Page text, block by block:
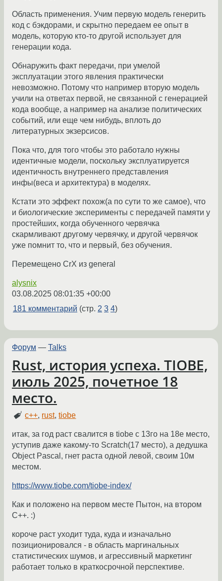
Область применения. Учим первую модель генерить
код с бэкдорами, и скрытно передаем ее опыт в
модель, которую кто-то другой использует для
генерации кода.
Обнаружить факт передачи, при умелой
эксплуатации этого явления практически
невозможно. Потому что например вторую модель
учили на ответах первой, не связанной с генерацией
кода вообще, а например на анализе политических
событий, или еще чем нибудь, вплоть до
литературных экзерсисов.
Пока что, для того чтобы это работало нужны
идентичные модели, поскольку эксплуатируется
идентичность внутреннего представления
инфы(веса и архитектура) в моделях.
Кстати это эффект похож(а по сути то же самое), что
и биологические эксперименты с передачей памяти у
простейших, когда обученного червячка
скармливают другому червячку, и другой червячок
уже помнит то, что и первый, без обучения.
Перемещено CrX из general
alysnix
03.08.2025 08:01:35 +00:00
181 комментарий (стр. 2 3 4)
Форум — Talks
Rust, история успеха. TIOBE,
июль 2025, почетное 18
место.
c++, rust,tiobe
итак, за год раст свалится в tiobe c 13го на 18е место,
уступив даже какому-то Scratch(17 место), а дедушка
Object Pascal, гнет раста одной левой, своим 10м
местом.
https://www.tiobe.com/tiobe-index/
Как и положено на первом месте Пытон, на втором
С++. :)
короче раст уходит туда, куда и изначально
позиционировался - в область маргинальных
статистических шумов, и агрессивный маркетинг
работает только в краткосрочной перспективе.